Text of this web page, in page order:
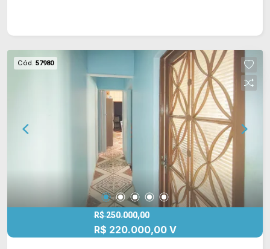
Cód. 57980
R$ 250.000,00
R$ 220.000,00 V